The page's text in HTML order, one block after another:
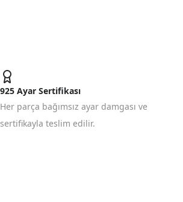
925 Ayar Sertifikası
Her parça bağımsız ayar damgası ve
sertifikayla teslim edilir.